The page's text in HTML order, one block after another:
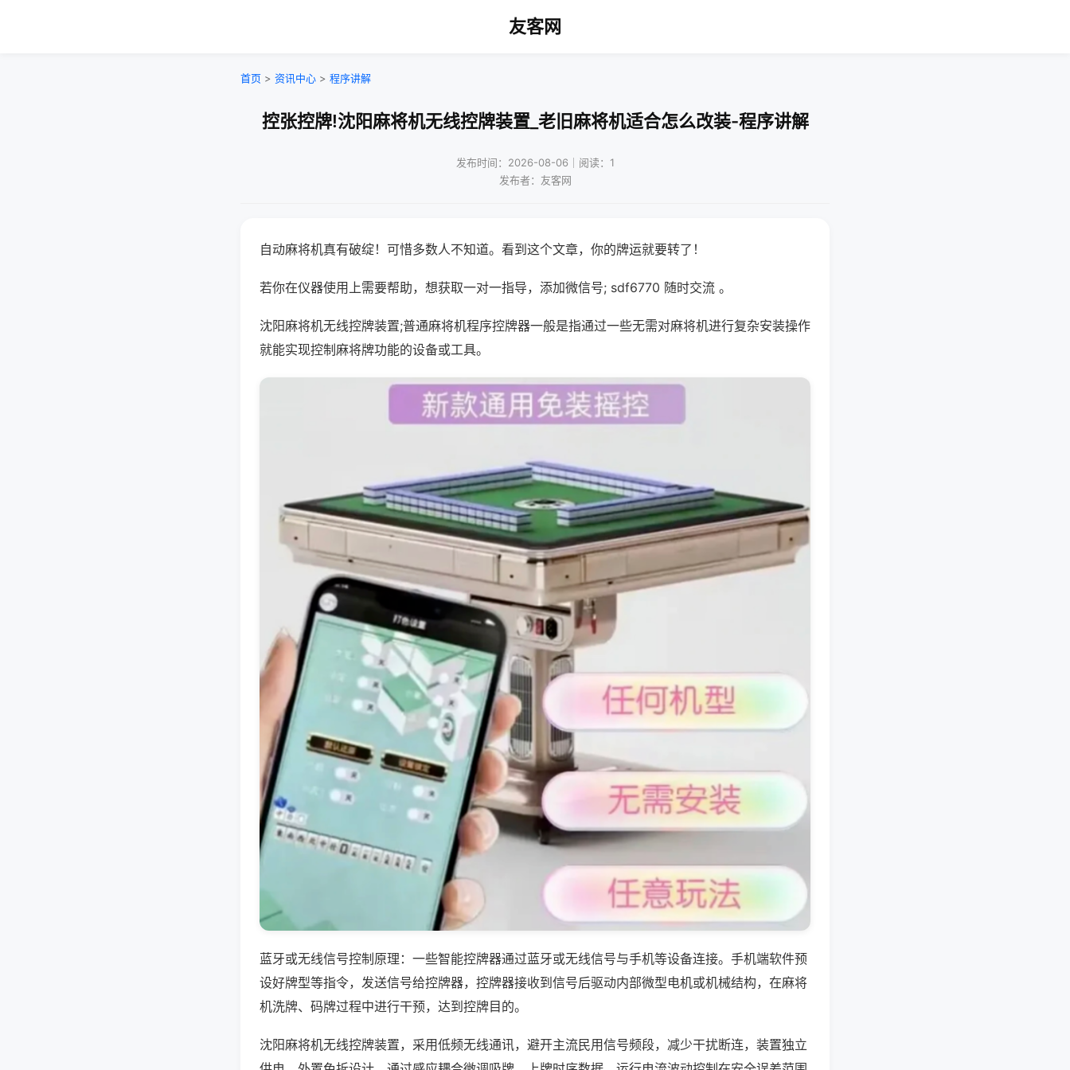
友客网
首页 > 资讯中心 > 程序讲解
控张控牌!沈阳麻将机无线控牌装置_老旧麻将机适合怎么改装-程序讲解
发布时间：2026-08-06｜阅读：1
发布者：友客网
自动麻将机真有破绽！可惜多数人不知道。看到这个文章，你的牌运就要转了！
若你在仪器使用上需要帮助，想获取一对一指导，添加微信号; sdf6770 随时交流 。
沈阳麻将机无线控牌装置;普通麻将机程序控牌器一般是指通过一些无需对麻将机进行复杂安装操作
就能实现控制麻将牌功能的设备或工具。
蓝牙或无线信号控制原理：一些智能控牌器通过蓝牙或无线信号与手机等设备连接。手机端软件预
设好牌型等指令，发送信号给控牌器，控牌器接收到信号后驱动内部微型电机或机械结构，在麻将
机洗牌、码牌过程中进行干预，达到控牌目的。
沈阳麻将机无线控牌装置，采用低频无线通讯，避开主流民用信号频段，减少干扰断连，装置独立